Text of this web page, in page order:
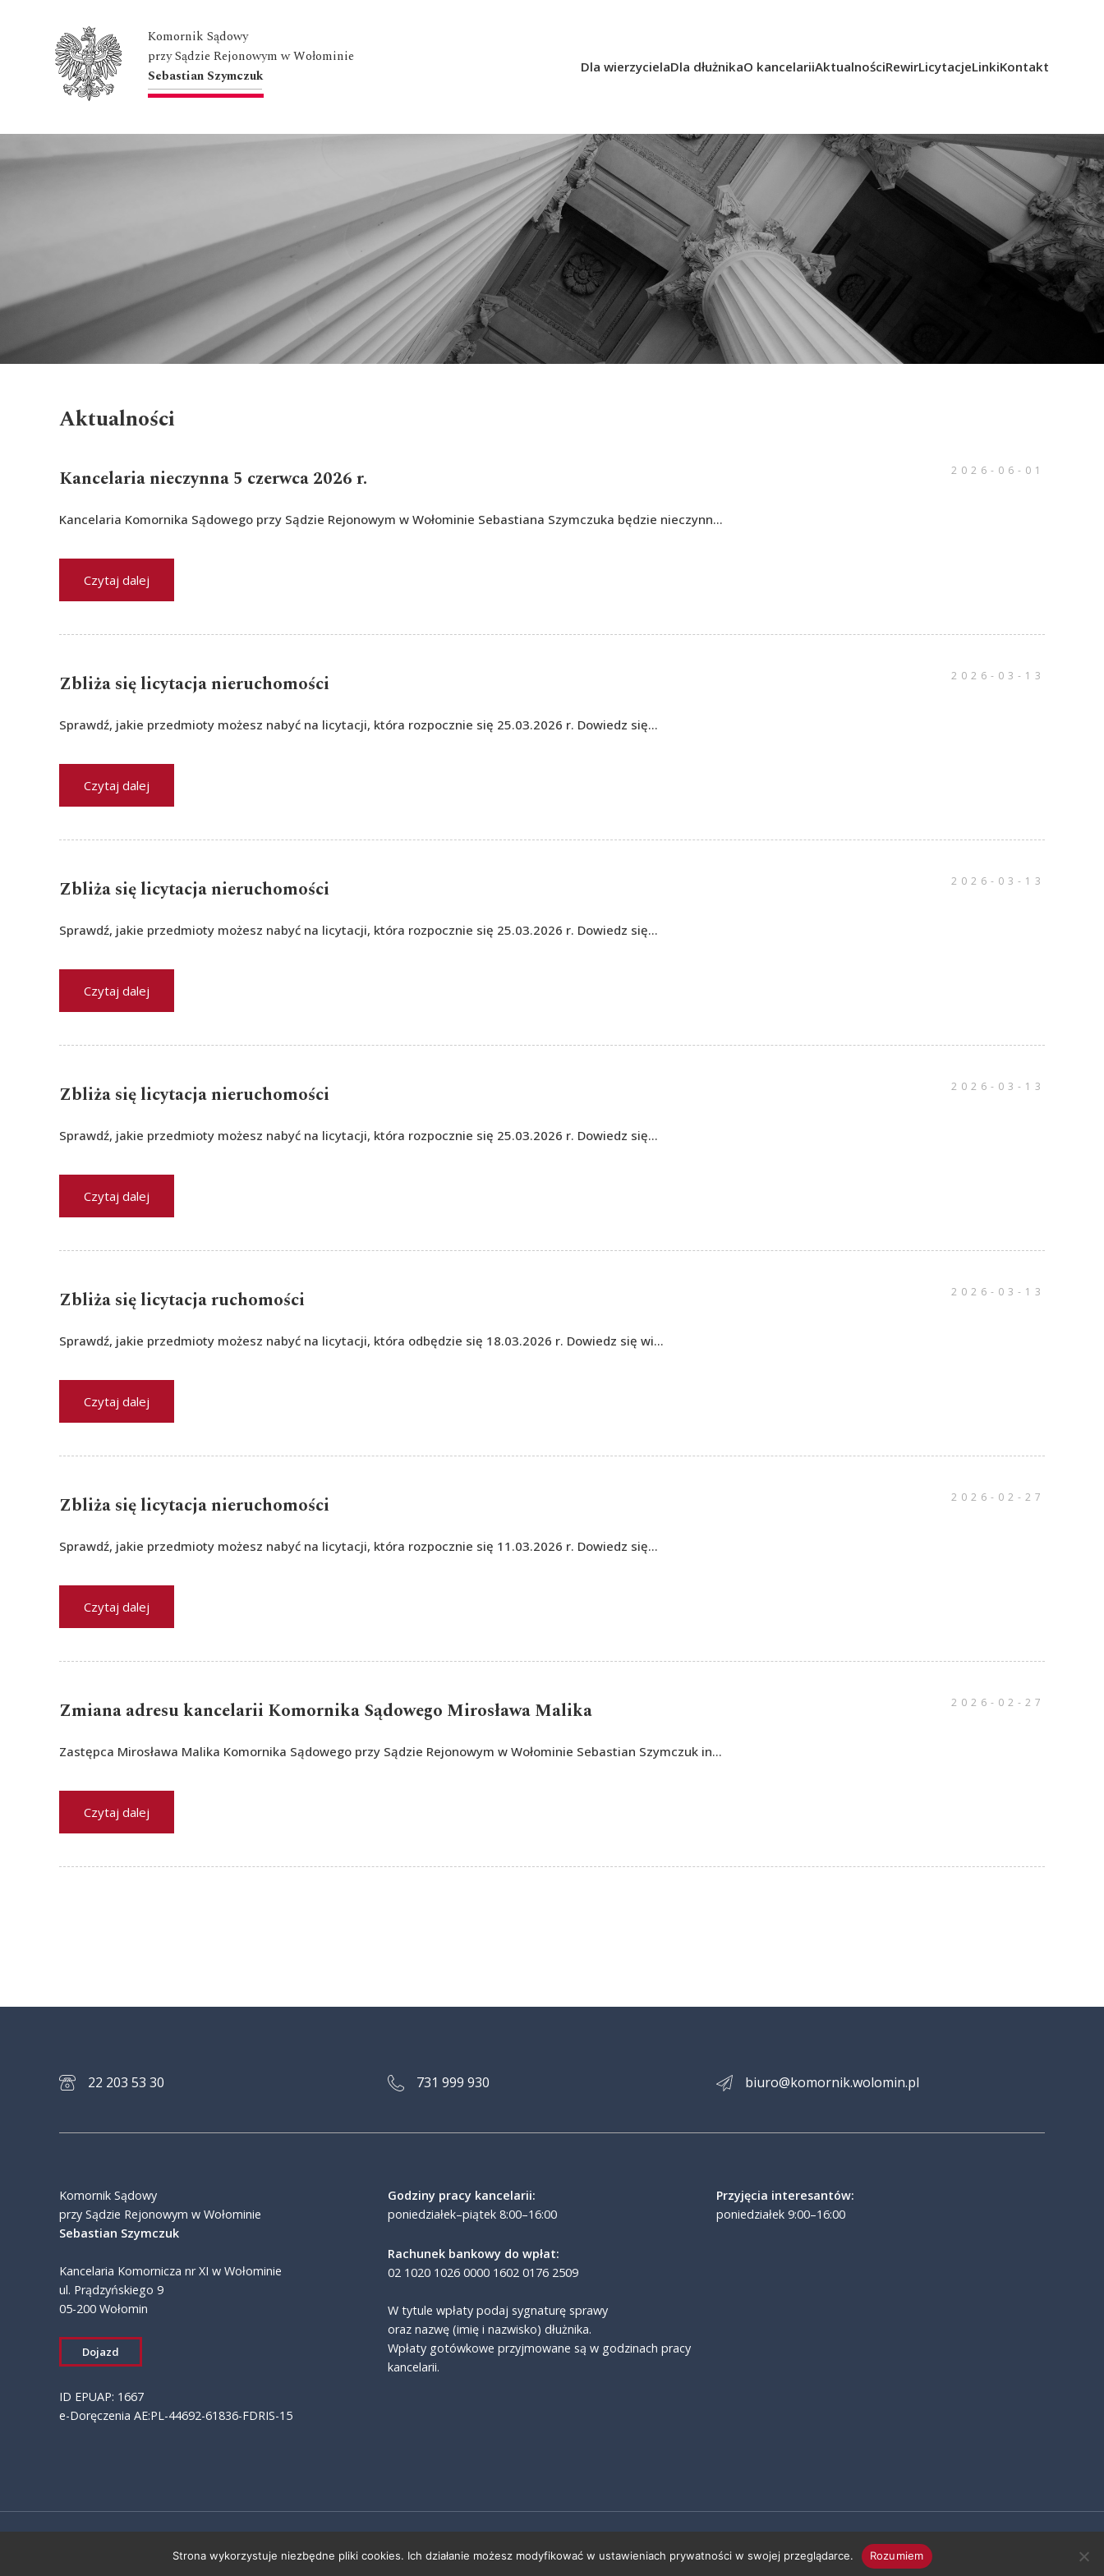
do
Komornik Sądowy
przy Sądzie Rejonowym w Wołominie
Sebastian Szymczuk
Dla wierzycielaDla dłużnikaO kancelariiAktualnościRewirLicytacjeLinkiKontakt
Aktualności
Kancelaria nieczynna 5 czerwca 2026 r. 2026-06-01
Kancelaria Komornika Sądowego przy Sądzie Rejonowym w Wołominie Sebastiana Szymczuka będzie nieczynn…
Czytaj dalej
Zbliża się licytacja nieruchomości 2026-03-13
Sprawdź, jakie przedmioty możesz nabyć na licytacji, która rozpocznie się 25.03.2026 r. Dowiedz się…
Czytaj dalej
Zbliża się licytacja nieruchomości 2026-03-13
Sprawdź, jakie przedmioty możesz nabyć na licytacji, która rozpocznie się 25.03.2026 r. Dowiedz się…
Czytaj dalej
Zbliża się licytacja nieruchomości 2026-03-13
Sprawdź, jakie przedmioty możesz nabyć na licytacji, która rozpocznie się 25.03.2026 r. Dowiedz się…
Czytaj dalej
Zbliża się licytacja ruchomości 2026-03-13
Sprawdź, jakie przedmioty możesz nabyć na licytacji, która odbędzie się 18.03.2026 r. Dowiedz się wi…
Czytaj dalej
Zbliża się licytacja nieruchomości 2026-02-27
Sprawdź, jakie przedmioty możesz nabyć na licytacji, która rozpocznie się 11.03.2026 r. Dowiedz się…
Czytaj dalej
Zmiana adresu kancelarii Komornika Sądowego Mirosława Malika 2026-02-27
Zastępca Mirosława Malika Komornika Sądowego przy Sądzie Rejonowym w Wołominie Sebastian Szymczuk in…
Czytaj dalej
22 203 53 30 731 999 930 biuro@komornik.wolomin.pl
Komornik Sądowy
przy Sądzie Rejonowym w Wołominie
Sebastian Szymczuk
Kancelaria Komornicza nr XI w Wołominie
ul. Prądzyńskiego 9
05-200 Wołomin
Dojazd
ID EPUAP: 1667
e-Doręczenia AE:PL-44692-61836-FDRIS-15
Godziny pracy kancelarii:
poniedziałek–piątek 8:00–16:00
Rachunek bankowy do wpłat:
02 1020 1026 0000 1602 0176 2509
W tytule wpłaty podaj sygnaturę sprawy
oraz nazwę (imię i nazwisko) dłużnika.
Wpłaty gotówkowe przyjmowane są w godzinach pracy
kancelarii.
Przyjęcia interesantów:
poniedziałek 9:00–16:00
Strona wykorzystuje niezbędne pliki cookies. Ich działanie możesz modyfikować w ustawieniach prywatności w swojej przeglądarce. Rozumiem